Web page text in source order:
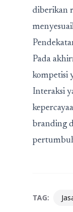
diberikan
Pada
kompetisi
Interaksi
branding
TAG: